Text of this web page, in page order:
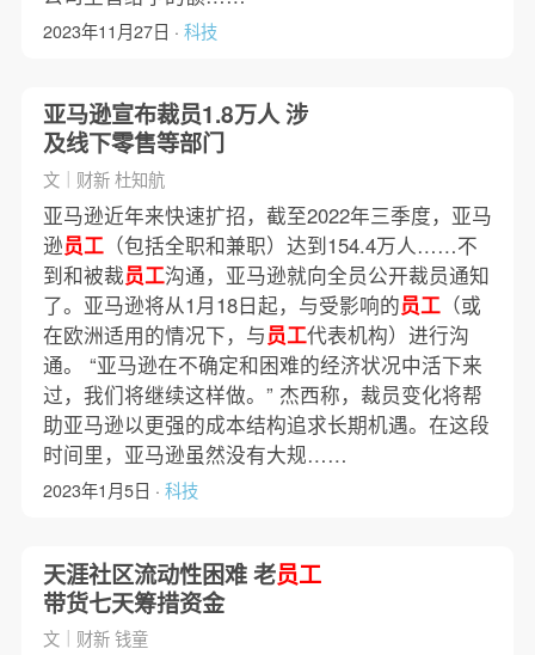
2023年11月27日 · 科技
亚马逊宣布裁员1.8万人 涉
及线下零售等部门
文｜财新 杜知航
亚马逊近年来快速扩招，截至2022年三季度，亚马
逊员工（包括全职和兼职）达到154.4万人……不
到和被裁员工沟通，亚马逊就向全员公开裁员通知
了。亚马逊将从1月18日起，与受影响的员工（或
在欧洲适用的情况下，与员工代表机构）进行沟
通。 “亚马逊在不确定和困难的经济状况中活下来
过，我们将继续这样做。” 杰西称，裁员变化将帮
助亚马逊以更强的成本结构追求长期机遇。在这段
时间里，亚马逊虽然没有大规……
2023年1月5日 · 科技
天涯社区流动性困难 老员工
带货七天筹措资金
文｜财新 钱童